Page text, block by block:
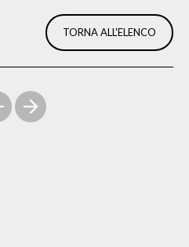
TORNA ALL'ELENCO